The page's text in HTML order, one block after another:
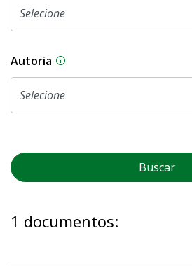
Autoria As proposições
Buscar
1 documentos: